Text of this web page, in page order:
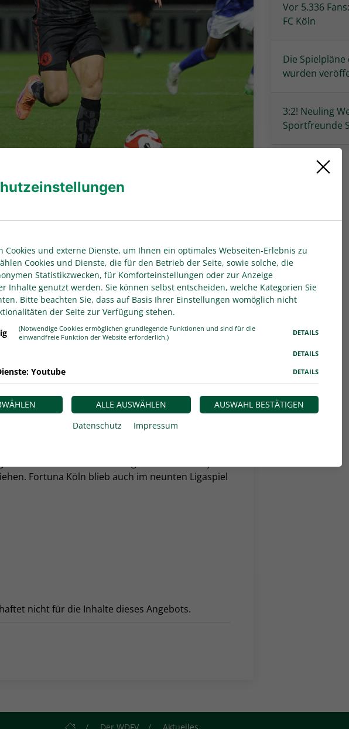
(links) und Enzo Wirtz von Fortuna Köln beim 0:0 im
West. Die U 23 des FC Schalke 04
Parkstadion torlos 0:0. Das reichte S04, um
Stream bei LEAGUES übertragen. Die Spiele
werden mit manuellem Kamera-Setup direkt
der Partien stehen unter anderem auf
@WDFV-RLW) Highlight-Clips rund um
des FC Schalke 04 zum Auftakt des 12.
der beiden
endete 0:0. Im ersten torlosen Saisonspiel des
zunächst den Gastgebern. Schalkes Gerrit
Drehschuss die Latte. Die Kölner kamen kurz
Nico Thier zielte aber am Tor vorbei. Fast im
Durch das Unentschieden kletterte die
Allerdings könnten die
Rot-Weiß Oberhausen aufgrund der schon jetzt
Fortuna Köln blieb auch im neunten Ligaspiel
nicht für die Inhalte dieses Angebots.
Vor 5.336
FC Köln
Die
wurden
3:2! Neuling
Sportfreunde
Cookies und externe Dienste, um Ihnen ein optimales Webseiten-Erlebnis zu
Cookies und Dienste, die für den Betrieb der Seite, sowie solche, die
Statistikzwecken, für Komforteinstellungen oder zur Anzeige
Inhalte genutzt werden. Sie können selbst entscheiden, welche Kategorien Sie
Bitte beachten Sie, dass auf Basis Ihrer Einstellungen womöglich nicht
der Seite zur Verfügung stehen.
(Notwendige Cookies ermöglichen grundlegende Funktionen und sind für die
einwandfreie Funktion der Website erforderlich.)
DETAILS
DETAILS
Youtube DETAILS
ALLE AUSWÄHLEN
AUSWAHL BESTÄTIGEN
Datenschutz
Impressum